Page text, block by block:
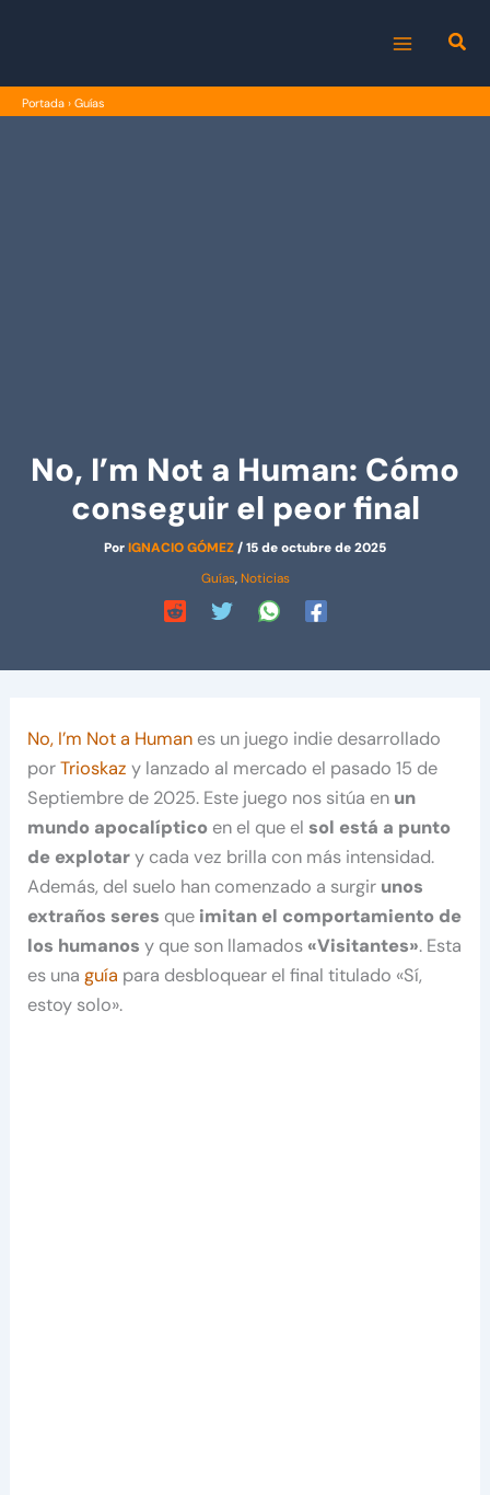
MENU
Portada › Guías
No, I’m Not a Human: Cómo
conseguir el peor final
PorIGNACIO GÓMEZ/15 de octubre de 2025
Guías, Noticias
No, I’m Not a Human es un juego indie desarrollado
porTrioskaz y lanzado al mercado el pasado 15 de
Septiembre de 2025. Este juego nos sitúa en un
mundo apocalíptico en el que elsol está a punto
de explotary cada vez brilla con más intensidad.
Además, del suelo han comenzado a surgir unos
extraños seres que imitan el comportamiento de
los humanos y que son llamados «Visitantes». Esta
es unaguía para desbloquear el final titulado «Sí,
estoy solo».